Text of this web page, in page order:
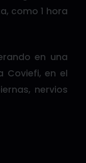
como 1 hora
en una
Coviefi, en el
nervios